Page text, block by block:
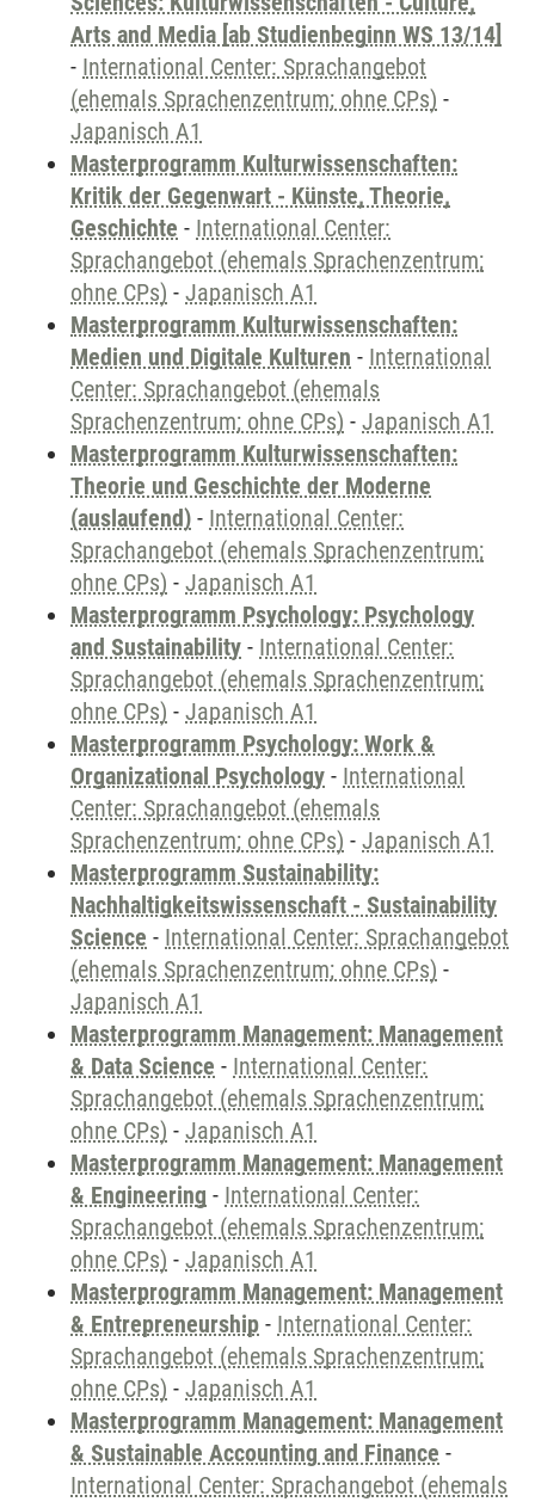
Arts and Media [ab Studienbeginn WS 13/14]
- International Center: Sprachangebot
(ehemals Sprachenzentrum; ohne CPs) -
Japanisch A1
Masterprogramm Kulturwissenschaften:
Kritik der Gegenwart - Künste, Theorie,
Geschichte - International Center:
Sprachangebot (ehemals Sprachenzentrum;
ohne CPs) - Japanisch A1
Masterprogramm Kulturwissenschaften:
Medien und Digitale Kulturen - International
Center: Sprachangebot (ehemals
Sprachenzentrum; ohne CPs) - Japanisch A1
Masterprogramm Kulturwissenschaften:
Theorie und Geschichte der Moderne
(auslaufend) - International Center:
Sprachangebot (ehemals Sprachenzentrum;
ohne CPs) - Japanisch A1
Masterprogramm Psychology: Psychology
and Sustainability - International Center:
Sprachangebot (ehemals Sprachenzentrum;
ohne CPs) - Japanisch A1
Masterprogramm Psychology: Work &
Organizational Psychology - International
Center: Sprachangebot (ehemals
Sprachenzentrum; ohne CPs) - Japanisch A1
Masterprogramm Sustainability:
Nachhaltigkeitswissenschaft - Sustainability
Science - International Center: Sprachangebot
(ehemals Sprachenzentrum; ohne CPs) -
Japanisch A1
Masterprogramm Management: Management
& Data Science - International Center:
Sprachangebot (ehemals Sprachenzentrum;
ohne CPs) - Japanisch A1
Masterprogramm Management: Management
& Engineering - International Center:
Sprachangebot (ehemals Sprachenzentrum;
ohne CPs) - Japanisch A1
Masterprogramm Management: Management
& Entrepreneurship - International Center:
Sprachangebot (ehemals Sprachenzentrum;
ohne CPs) - Japanisch A1
Masterprogramm Management: Management
& Sustainable Accounting and Finance -
International Center: Sprachangebot (ehemals